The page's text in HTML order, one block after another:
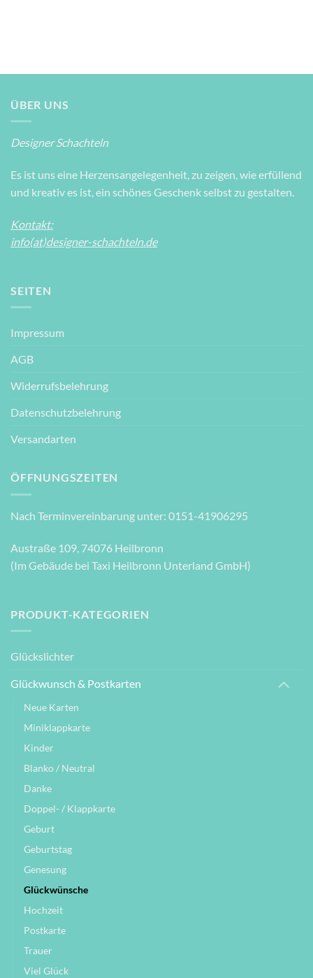
ÜBER UNS
Designer Schachteln
Es ist uns eine Herzensangelegenheit, zu zeigen, wie erfüllend
und kreativ es ist, ein schönes Geschenk selbst zu gestalten.
Kontakt:
info(at)designer-schachteln.de
SEITEN
Impressum
AGB
Widerrufsbelehrung
Datenschutzbelehrung
Versandarten
ÖFFNUNGSZEITEN
Nach Terminvereinbarung unter: 0151-41906295
Austraße 109, 74076 Heilbronn
(Im Gebäude bei Taxi Heilbronn Unterland GmbH)
PRODUKT-KATEGORIEN
Glückslichter
Glückwunsch & Postkarten
Neue Karten
Miniklappkarte
Kinder
Blanko / Neutral
Danke
Doppel- / Klappkarte
Geburt
Geburtstag
Genesung
Glückwünsche
Hochzeit
Postkarte
Trauer
Viel Glück